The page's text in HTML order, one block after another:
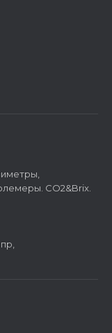
CO2&Brix.